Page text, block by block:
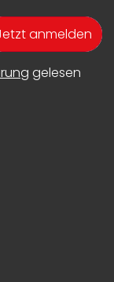
anmelden
gelesen